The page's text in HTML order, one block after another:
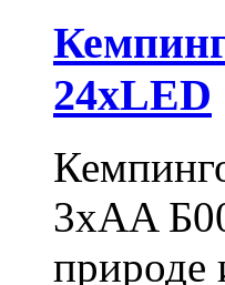
24xLED
3xAA
природе